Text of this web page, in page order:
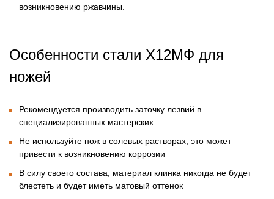
возникновению ржавчины.
Особенности стали Х12МФ для
ножей
Рекомендуется производить заточку лезвий в
специализированных мастерских
Не используйте нож в солевых растворах, это может
привести к возникновению коррозии
В силу своего состава, материал клинка никогда не будет
блестеть и будет иметь матовый оттенок